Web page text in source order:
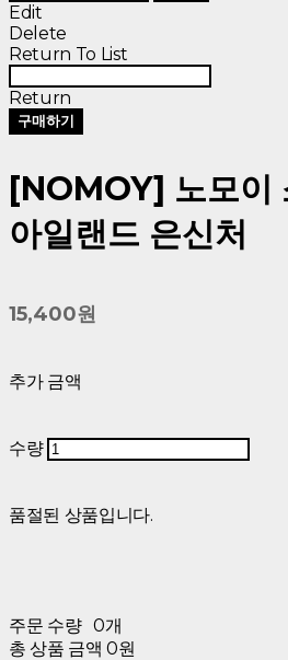
Edit
Delete
Return To List
Return
구매하기
[NOMOY] 노모이
아일랜드 은신처
15,400원
추가 금액
수량
품절된 상품입니다.
주문 수량 0개
총 상품 금액 0원